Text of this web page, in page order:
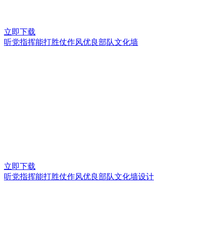
立即下载
听党指挥能打胜仗作风优良部队文化墙
立即下载
听党指挥能打胜仗作风优良部队文化墙设计